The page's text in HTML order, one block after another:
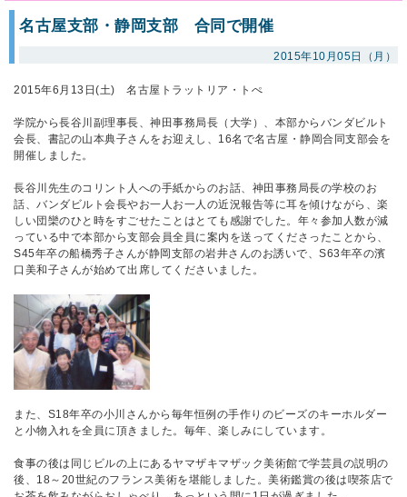
名古屋支部・静岡支部 合同で開催
2015年10月05日（月）
2015年6月13日(土) 名古屋トラットリア・トぺ
学院から長谷川副理事長、神田事務局長（大学）、本部からバンダビルト
会長、書記の山本典子さんをお迎えし、16名で名古屋・静岡合同支部会を
開催しました。
長谷川先生のコリント人への手紙からのお話、神田事務局長の学校のお
話、バンダビルト会長やお一人お一人の近況報告等に耳を傾けながら、楽
しい団欒のひと時をすごせたことはとても感謝でした。年々参加人数が減
っている中で本部から支部会員全員に案内を送ってくださったことから、
S45年卒の船橋秀子さんが静岡支部の岩井さんのお誘いで、S63年卒の濱
口美和子さんが始めて出席してくださいました。
また、S18年卒の小川さんから毎年恒例の手作りのビーズのキーホルダー
と小物入れを全員に頂きました。毎年、楽しみにしています。
食事の後は同じビルの上にあるヤマザキマザック美術館で学芸員の説明の
後、18～20世紀のフランス美術を堪能しました。美術鑑賞の後は喫茶店で